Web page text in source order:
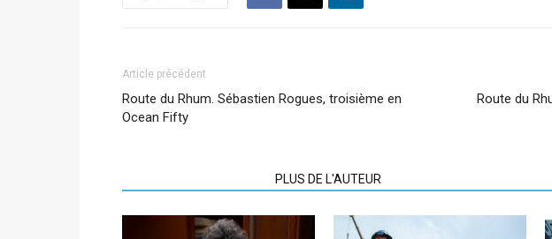
Article précédent
Route du Rhum. Sébastien Rogues, troisième en
Ocean Fifty
Route du
PLUS DE L'AUTEUR